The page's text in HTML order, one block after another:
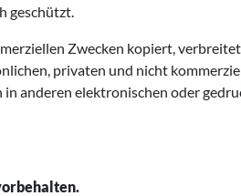
geschützt.
Zwecken kopiert,
privaten und nicht
anderen elektronischen oder